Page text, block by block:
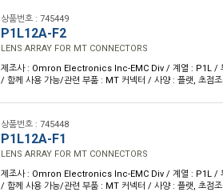
상품번호 : 745449
P1L12A-F2
LENS ARRAY FOR MT CONNECTORS
제조사 : Omron Electronics Inc-EMC Div / 계열 : P1L /
/ 함께 사용 가능/관련 부품 : MT 커넥터 / 사양 : 플랫, 초점
상품번호 : 745448
P1L12A-F1
LENS ARRAY FOR MT CONNECTORS
제조사 : Omron Electronics Inc-EMC Div / 계열 : P1L /
/ 함께 사용 가능/관련 부품 : MT 커넥터 / 사양 : 플랫, 초점